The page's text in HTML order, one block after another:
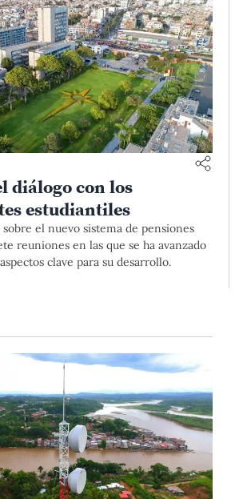
diálogo con los
estudiantiles
el nuevo sistema de pensiones
reuniones en las que se ha avanzado
clave para su desarrollo.